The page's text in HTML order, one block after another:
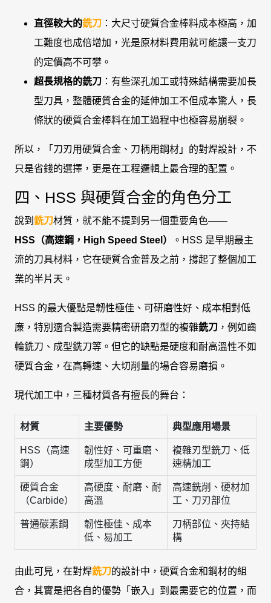
直徑較大的銑刀 ：大尺寸硬質合金棒料成本極高，加
工難度也成倍增加，光是原材料費用就可能讓一支刀
的定價高不可攀。
超長規格的銑刀 ：有些深孔加工或特殊結構需要加長
型刀具，整體硬質合金的延伸加工不但成本驚人，長
條狀的硬質合金棒料在加工過程中也極容易崩裂。
所以，「刀刃用硬質合金、刀柄用鋼材」的對焊設計，不
只是省錢的選擇，更是在工程邏輯上最合理的配置。
四、HSS 與硬質合金的角色分工
說到 銑刀材質，就不能不提到另一個重要角色——
HSS（高速鋼，High Speed Steel）
。HSS 是早期最主
流的刀具材料，它在硬質合金普及之前，撐起了整個加工
業的半片天。
HSS 的最大優點是韌性極佳、可研磨性好、成本相對低
廉，特別適合製造需要精密研磨刃型的複雜銑刀 ，例如齒
輪銑刀、成型銑刀等。但它的缺點是硬度和耐高溫性不如
硬質合金，在高轉速、大切削量的場合容易磨損。
現代加工中，三種材質各有擅長的舞台：
材質 主要優勢 典型應用場景
HSS（高速
鋼）
韌性好、可重磨、
成型加工方便
複雜刃型銑刀、低
速精加工
硬質合金
（Carbide）
高硬度、耐磨、耐
高溫
高速銑削、硬材加
工、刀刃部位
普通碳素鋼
韌性極佳、成本
低、易加工
刀柄部位、夾持結
構
由此可見，在對焊銑刀的設計中，硬質合金和鋼材的組
合，其實是把各自的優勢「嵌入」到最需要它的位置，而